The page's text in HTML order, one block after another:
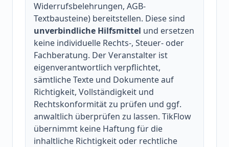
Widerrufsbelehrungen, AGB-
Textbausteine) bereitstellen. Diese sind
unverbindliche Hilfsmittel und ersetzen
keine individuelle Rechts-, Steuer- oder
Fachberatung. Der Veranstalter ist
eigenverantwortlich verpflichtet,
sämtliche Texte und Dokumente auf
Richtigkeit, Vollständigkeit und
Rechtskonformität zu prüfen und ggf.
anwaltlich überprüfen zu lassen. TikFlow
übernimmt keine Haftung für die
inhaltliche Richtigkeit oder rechtliche